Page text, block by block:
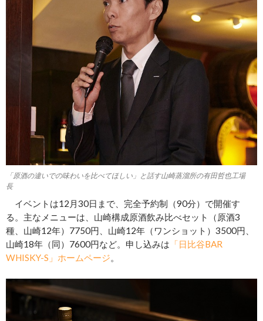
「原酒の違いでの味わいを比べてほしい」と話す山崎蒸溜所の有田哲也工場
長
イベントは12月30日まで、完全予約制（90分）で開催す
る。主なメニューは、山崎構成原酒飲み比べセット（原酒3
種、山崎12年）7750円、山崎12年（ワンショット）3500円、
山崎18年（同）7600円など。申し込みは 「日比谷BAR
WHISKY-S」ホームページ。